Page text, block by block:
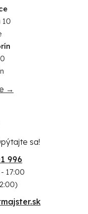
10
→
sa!
996
17:00